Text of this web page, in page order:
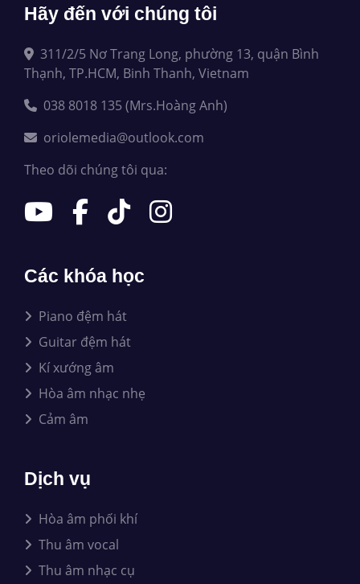
Hãy đến với chúng tôi
311/2/5 Nơ Trang Long, phường 13, quận Bình
Thạnh, TP.HCM, Binh Thanh, Vietnam
038 8018 135 (Mrs.Hoàng Anh)
oriolemedia@outlook.com
Theo dõi chúng tôi qua:
Các khóa học
Piano đệm hát
Guitar đệm hát
Kí xướng âm
Hòa âm nhạc nhẹ
Cảm âm
Dịch vụ
Hòa âm phối khí
Thu âm vocal
Thu âm nhạc cụ